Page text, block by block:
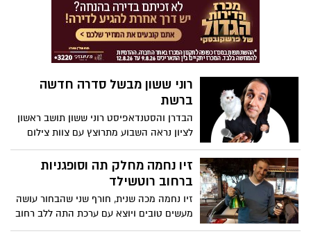
אביב) הולך להיום שם לוהט....
רוני ששון מבשל סדרה חדשה
ברשת
הבדרן והסטנדאפיסט רוני ששון תושב ראשון
לציון נראה השבוע מתרוצץ עם צוות צילום
בקריית ראשון כחלק מההשלמות לסדרת
האינטרנט החדשה שלו.
זיו נחמה מחלק תה וסופגניות
ברחוב רוטשילד
זיו נחמה מכה שנית, חורף שני שהבחור עושה
מעשים טובים ויוצא עם ערכת התה ללב רחוב
רוטשילד הקריר ומחמם את הלב לעוברים